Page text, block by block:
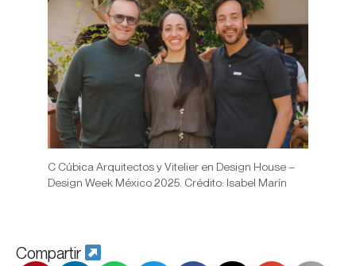
C Cúbica Arquitectos y Vitelier en Design House –
Design Week México 2025. Crédito: Isabel Marín
Compartir